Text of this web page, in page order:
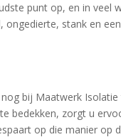
punt op, en in veel
ongedierte, stank en
bij Maatwerk
bedekken, zorgt u
op die manier op